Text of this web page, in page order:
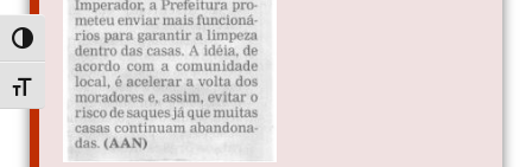
Alternar alto contraste
Alternar tamanho da fonte